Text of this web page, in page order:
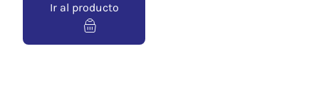
Ir al producto